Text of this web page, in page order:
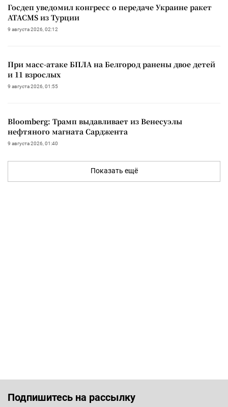
Госдеп уведомил конгресс о передаче Украине ракет
ATACMS из Турции
9 августа 2026, 02:12
При масс-атаке БПЛА на Белгород ранены двое детей
и 11 взрослых
9 августа 2026, 01:55
Bloomberg: Трамп выдавливает из Венесуэлы
нефтяного магната Сарджента
9 августа 2026, 01:40
Показать ещё
Подпишитесь на рассылку